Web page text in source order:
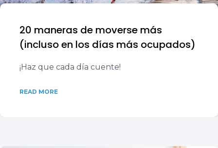
20 maneras de moverse más
(incluso en los días más ocupados)
¡Haz que cada día cuente!
READ MORE